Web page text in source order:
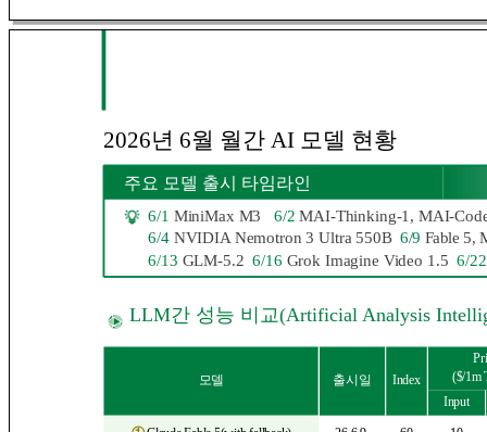
2026년 6월 월간 AI 모델 현황
주요 모델 출시 타임라인
6/1 MiniMax M3 6/2MAI-Thinking-1, MAI-
6/4 NVIDIA Nemotron 3 Ultra 550B6/9 Fable 5,
6/13 GLM-5.26/16 Grok Imagine Video 1.56/
LLM간 성능 비교(Artificial Analysis
모델 출시일 Index
($/1m
Input